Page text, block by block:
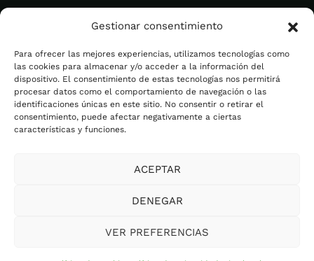
Gestionar consentimiento
Para ofrecer las mejores experiencias, utilizamos tecnologías como
las cookies para almacenar y/o acceder a la información del
dispositivo. El consentimiento de estas tecnologías nos permitirá
procesar datos como el comportamiento de navegación o las
identificaciones únicas en este sitio. No consentir o retirar el
consentimiento, puede afectar negativamente a ciertas
características y funciones.
ACEPTAR
DENEGAR
VER PREFERENCIAS
Legal
Aviso legal